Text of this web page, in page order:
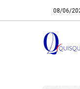
08/06/